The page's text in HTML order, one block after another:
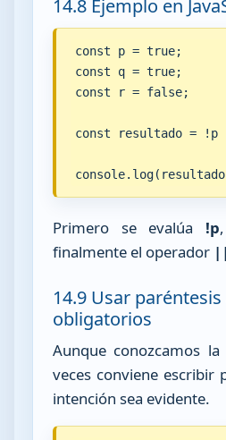
14.8 Ejemplo en
const p = true;
const q = true;
const r = false;
const resultado =
Primero se evalúa !p
finalmente el operador ||
14.9 Usar
obligatorios
Aunque conozcamos
veces conviene escribir
intención sea evidente.